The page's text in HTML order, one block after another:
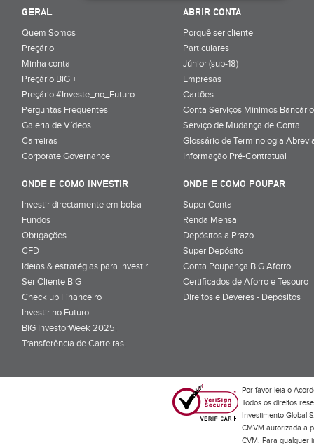
GERAL
Quem Somos
Preçário
Minha conta
Preçário BiG +
Preçário #Investe_no_Futuro
Perguntas Frequentes
Galeria de Vídeos
Carreiras
Corporate Governance
ABRIR CONTA
Porquê ser cliente
Particulares
Júnior (sub-18)
Empresas
Cartões
Conta Serviços Mínimos
Serviço de Mudança de Conta
Glossário de Terminologia
Informação Pré-Contratual
ONDE E COMO INVESTIR
Investir directamente em bolsa
Fundos
Obrigações
CFD
Ideias & estratégias para investir
Ser Cliente BiG
Check up Financeiro
Investir no Futuro
BiG InvestorWeek 2025;
Transferência de Carteiras;
ONDE E COMO POUPAR
Super Conta
Renda Mensal
Depósitos a Prazo
Super Depósito
Conta Poupança BiG Aforro
Certificados de Aforro e Tesouro
Direitos e Deveres - Depósitos
Por favor leia o
Todos os direitos
Investimento Global
CMVM autorizada a
CVM. Para qualquer